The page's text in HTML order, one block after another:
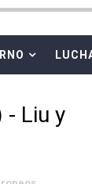
parejas de
- Liu y